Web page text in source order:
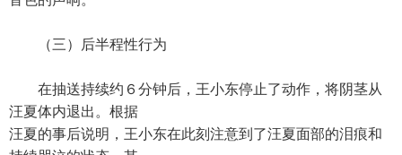
（三）后半程性行为
在抽送持续约６分钟后，王小东停止了动作，将阴茎从
汪夏体内退出。根据
汪夏的事后说明，王小东在此刻注意到了汪夏面部的泪痕和